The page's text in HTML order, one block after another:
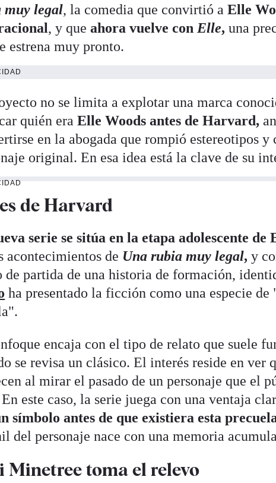
muy legal, la comedia que convirtió aElle
, y queahora vuelve con Elle, una
estrena muy pronto.
no se limita a explotar una marca
quién eraElle Woods antes de Harvard,
en la abogada que rompió estereotipos
original. En esa idea está la clave de su
de Harvard
serie se sitúa en la etapa adolescente de
acontecimientos de Una rubia muy legal, y
de partida de una historia de formación,
ha presentado la ficción como una especie de
encaja con el tipo de relato que suele
se revisa un clásico. El interés reside en ver
al mirar el pasado de un personaje que el
este caso, la serie juega con una ventaja
símbolo antes de que existiera esta
del personaje nace con una memoria
Minetree toma el relevo